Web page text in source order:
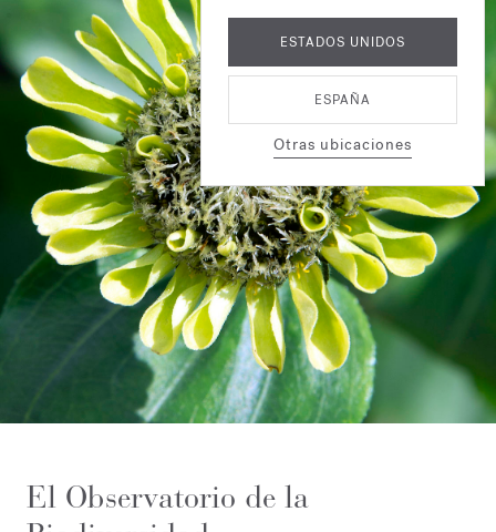
ESTADOS UNIDOS
ESPAÑA
Otras ubicaciones
El Observatorio de la